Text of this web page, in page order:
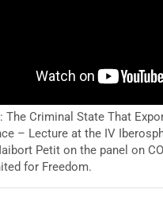
The Criminal State That
– Lecture at the IV
Petit on the panel on
for Freedom.